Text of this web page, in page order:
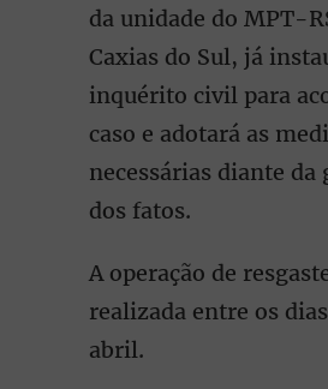
da unidade do MPT-
Caxias do Sul, já
inquérito civil para
caso e adotará as
necessárias diante da
dos fatos.
A operação de
realizada entre os
abril.